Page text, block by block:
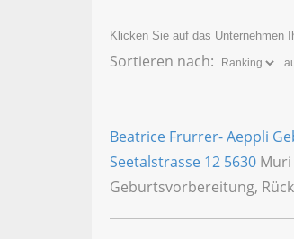
Klicken Sie auf das Unternehmen
Sortieren nach:
Beatrice Frurrer- Aeppli
Seetalstrasse 12 5630 Muri
Geburtsvorbereitung,